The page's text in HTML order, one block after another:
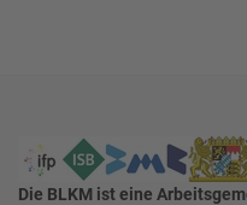
Die BLKM ist eine